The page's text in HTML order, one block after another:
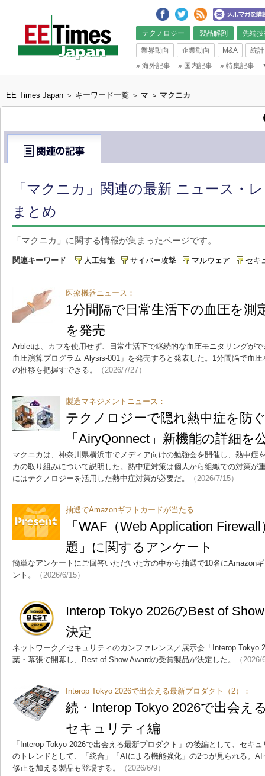
テクノロジー 製品解剖 先端
業界動向 企業動向 M&A
統計
» 海外記事 » 国内記事 » 特集記事
EE Times Japan > キーワード一覧 > マ > マクニカ
「マクニカ」関連の最新 ニュース・
まとめ
「マクニカ」に関する情報が集まったページです。
関連キーワード 人工知能 サイバー攻撃 マルウェア セキ
医療機器ニュース：
1分間隔で日常生活下の血圧を測
を発売
Arbletは、カフを使用せず、日常生活下で継続的な血圧モニタリングが
血圧演算プログラム Alysis-001」を発売すると発表した。1分間隔で血
の推移を把握すできる。
（2026/7/27）
製造マネジメントニュース：
テクノロジーで隠れ熱中症を防
「AiryQonnect」新機能の詳細を
マクニカは、神奈川県横浜市でメディア向けの勉強会を開催し、熱中症
カの取り組みについて説明した。熱中症対策は個人から組織での対策が
にはテクノロジーを活用した熱中症対策が必要だ。
（2026/7/15）
抽選でAmazonギフトカードが当たる
「WAF（Web Application
題」に関するアンケート
簡単なアンケートにご回答いただいた方の中から抽選で10名にAmazon
ント。
（2026/6/15）
Interop Tokyo 2026のBest of
決定
ネットワーク／セキュリティのカンファレンス／展示会「Interop Tokyo
葉・幕張で開幕し、Best of Show Awardの受賞製品が決定した。
（
Interop Tokyo 2026で出会える最新プロダクト（2）：
続・Interop Tokyo 2026で出会
セキュリティ編
「Interop Tokyo 2026で出会える最新プロダクト」の後編として、セキ
のトレンドとして、「統合」「AIによる機能強化」の2つが見られる。
修正を加える製品も登場する。
（2026/6/9）